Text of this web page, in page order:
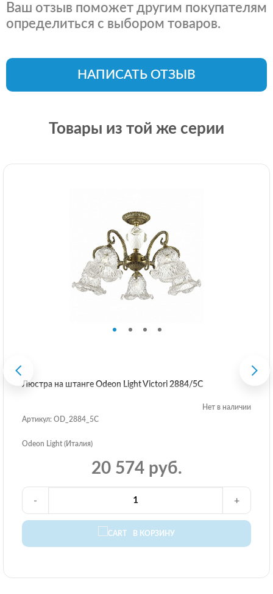
Ваш отзыв поможет другим покупателям
определиться с выбором товаров.
НАПИСАТЬ ОТЗЫВ
Товары из той же серии
Люстра на штанге Odeon Light Victori 2884/5C
Нет в наличии
Артикул: OD_2884_5C
Odeon Light (Италия)
20 574 руб.
В КОРЗИНУ
- +